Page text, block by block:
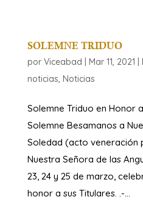
SOLEMNE TRIDUO
por Viceabad Mar 11, 2021
noticias, Noticias
Solemne Triduo en Honor
Solemne Besamanos a
Soledad (acto veneración
Nuestra Señora de las
23, 24 y 25 de marzo,
honor a sus Titulares. .-...